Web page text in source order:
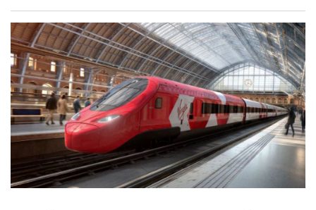
ZÖLDÚT
HAJÓZÁS
BLOG
ARCHÍVUM